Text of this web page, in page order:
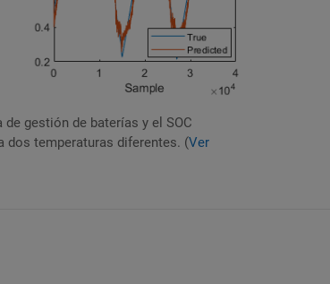
gestión de baterías y el SOC
dos temperaturas diferentes. (Ver